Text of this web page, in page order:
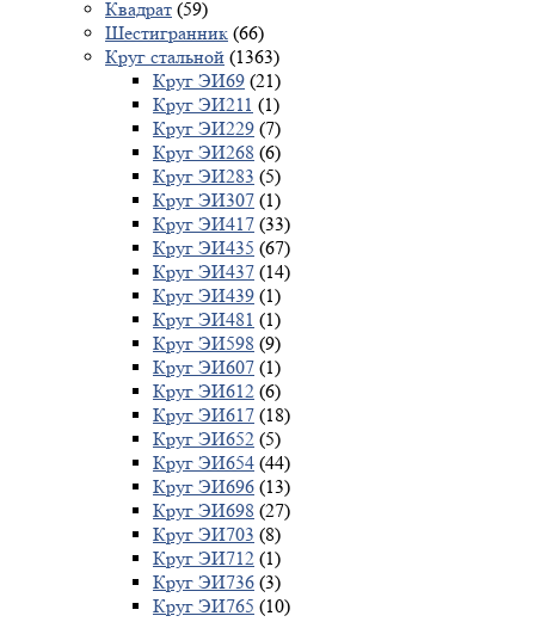
Квадрат (59)
Шестигранник (66)
Круг стальной (1363)
Круг ЭИ69 (21)
Круг ЭИ211 (1)
Круг ЭИ229 (7)
Круг ЭИ268 (6)
Круг ЭИ283 (5)
Круг ЭИ307 (1)
Круг ЭИ417 (33)
Круг ЭИ435 (67)
Круг ЭИ437 (14)
Круг ЭИ439 (1)
Круг ЭИ481 (1)
Круг ЭИ598 (9)
Круг ЭИ607 (1)
Круг ЭИ612 (6)
Круг ЭИ617 (18)
Круг ЭИ652 (5)
Круг ЭИ654 (44)
Круг ЭИ696 (13)
Круг ЭИ698 (27)
Круг ЭИ703 (8)
Круг ЭИ712 (1)
Круг ЭИ736 (3)
Круг ЭИ765 (10)